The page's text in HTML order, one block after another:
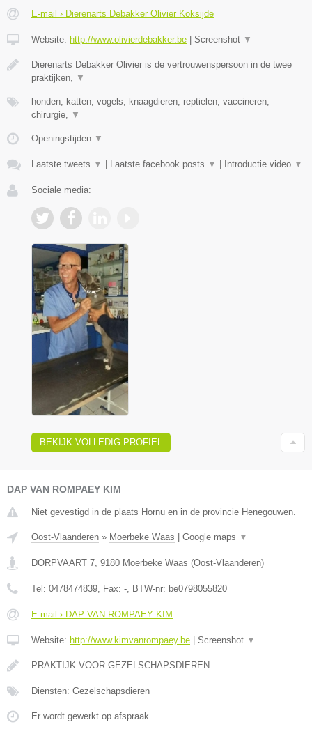
E-mail › Dierenarts Debakker Olivier Koksijde
Website: http://www.olivierdebakker.be Screenshot ▼
Dierenarts Debakker Olivier is de vertrouwenspersoon in de twee
praktijken,
▼
honden, katten, vogels, knaagdieren, reptielen, vaccineren,
chirurgie,
▼
Openingstijden ▼
Laatste tweets ▼ Laatste facebook posts ▼ Introductie video ▼
Sociale media:
BEKIJK VOLLEDIG PROFIEL
DAP VAN ROMPAEY KIM
Niet gevestigd in de plaats Hornu en in de provincie Henegouwen.
Oost-Vlaanderen » Moerbeke Waas Google maps ▼
DORPVAART 7, 9180 Moerbeke Waas (Oost-Vlaanderen)
Tel: 0478474839, Fax: -, BTW-nr: be0798055820
E-mail › DAP VAN ROMPAEY KIM
Website: http://www.kimvanrompaey.be Screenshot ▼
PRAKTIJK VOOR GEZELSCHAPSDIEREN
Diensten: Gezelschapsdieren
Er wordt gewerkt op afspraak.